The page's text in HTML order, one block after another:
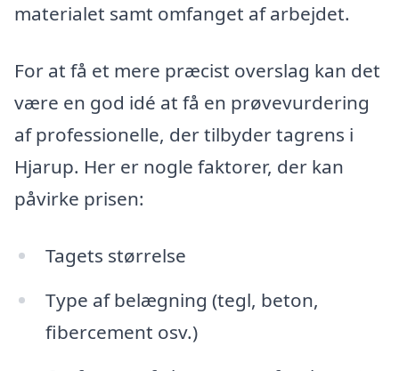
materialet samt omfanget af arbejdet.
For at få et mere præcist overslag kan det
være en god idé at få en prøvevurdering
af professionelle, der tilbyder tagrens i
Hjarup. Her er nogle faktorer, der kan
påvirke prisen:
Tagets størrelse
Type af belægning (tegl, beton,
fibercement osv.)